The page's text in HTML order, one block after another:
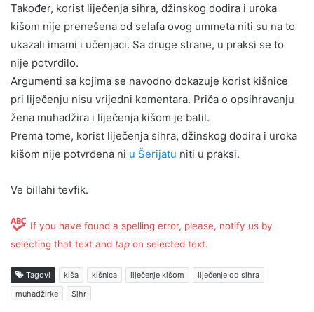
Također, korist liječenja sihra, džinskog dodira i uroka
kišom nije prenešena od selafa ovog ummeta niti su na to
ukazali imami i učenjaci. Sa druge strane, u praksi se to
nije potvrdilo.
Argumenti sa kojima se navodno dokazuje korist kišnice
pri liječenju nisu vrijedni komentara. Priča o opsihravanju
žena muhadžira i liječenja kišom je batil.
Prema tome, korist liječenja sihra, džinskog dodira i uroka
kišom nije potvrđena ni u Šerijatu niti u praksi.
Ve billahi tevfik.
If you have found a spelling error, please, notify us by
selecting that text and tap on selected text.
Tagovi kiša kišnica liječenje kišom
liječenje od sihra
muhadžirke
Sihr